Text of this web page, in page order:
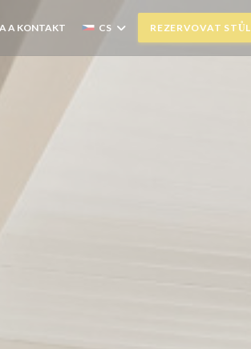
SE V NOVÉM OKNĚ))
A KONTAKT CS REZERVOVAT STŮL